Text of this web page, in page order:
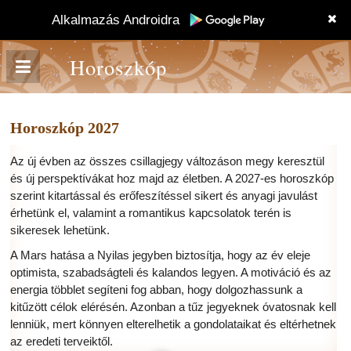
Alkalmazás Androidra
Horoszkóp
Horoszkóp 2027
Az új évben az összes csillagjegy változáson megy keresztül
és új perspektívákat hoz majd az életben. A 2027-es horoszkóp
szerint kitartással és erőfeszítéssel sikert és anyagi javulást
érhetünk el, valamint a romantikus kapcsolatok terén is
sikeresek lehetünk.
A Mars hatása a Nyilas jegyben biztosítja, hogy az év eleje
optimista, szabadságteli és kalandos legyen. A motiváció és az
energia többlet segíteni fog abban, hogy dolgozhassunk a
kitűzött célok elérésén. Azonban a tűz jegyeknek óvatosnak kell
lenniük, mert könnyen elterelhetik a gondolataikat és eltérhetnek
az eredeti terveiktől.